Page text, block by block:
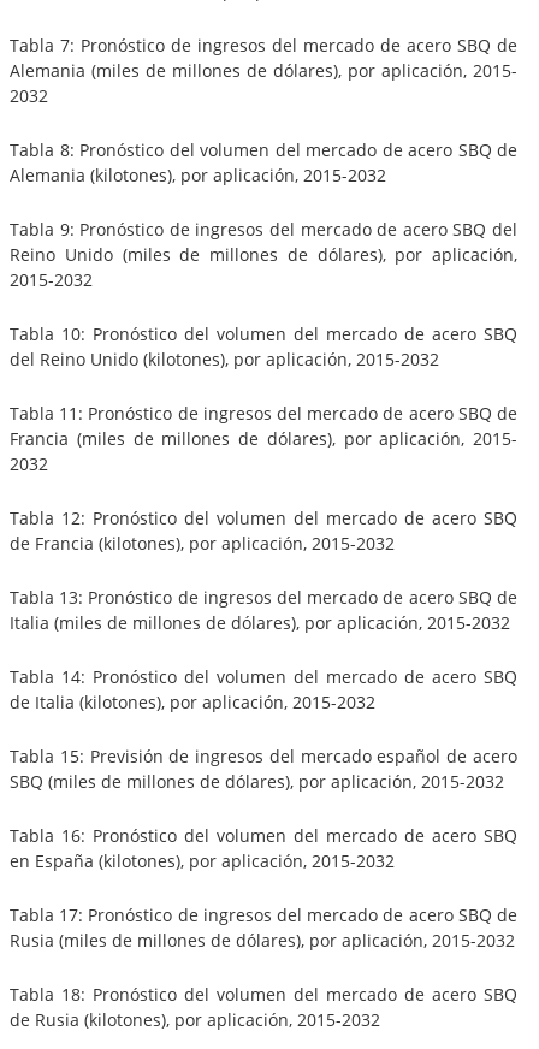
Tabla 7: Pronóstico de ingresos del mercado de acero SBQ de
Alemania (miles de millones de dólares), por aplicación, 2015-
2032
Tabla 8: Pronóstico del volumen del mercado de acero SBQ de
Alemania (kilotones), por aplicación, 2015-2032
Tabla 9: Pronóstico de ingresos del mercado de acero SBQ del
Reino Unido (miles de millones de dólares), por aplicación,
2015-2032
Tabla 10: Pronóstico del volumen del mercado de acero SBQ
del Reino Unido (kilotones), por aplicación, 2015-2032
Tabla 11: Pronóstico de ingresos del mercado de acero SBQ de
Francia (miles de millones de dólares), por aplicación, 2015-
2032
Tabla 12: Pronóstico del volumen del mercado de acero SBQ
de Francia (kilotones), por aplicación, 2015-2032
Tabla 13: Pronóstico de ingresos del mercado de acero SBQ de
Italia (miles de millones de dólares), por aplicación, 2015-2032
Tabla 14: Pronóstico del volumen del mercado de acero SBQ
de Italia (kilotones), por aplicación, 2015-2032
Tabla 15: Previsión de ingresos del mercado español de acero
SBQ (miles de millones de dólares), por aplicación, 2015-2032
Tabla 16: Pronóstico del volumen del mercado de acero SBQ
en España (kilotones), por aplicación, 2015-2032
Tabla 17: Pronóstico de ingresos del mercado de acero SBQ de
Rusia (miles de millones de dólares), por aplicación, 2015-2032
Tabla 18: Pronóstico del volumen del mercado de acero SBQ
de Rusia (kilotones), por aplicación, 2015-2032